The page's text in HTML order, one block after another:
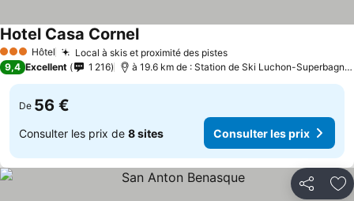
3 ÉtoilesHôtel Local à skis et proximité des pistes
Hotel Casa Cornel
9,4 Excellent 1 216 à 19.6 km de : Station de Ski Luchon-Superbagnères
De 56 €
Consulter les prix de 8 sites Consulter les prix
Partager